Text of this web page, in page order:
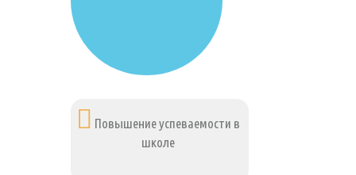
Повышение успеваемости в
школе